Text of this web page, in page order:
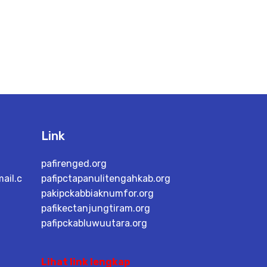
Link
pafirenged.org
pafipctapanulitengahkab.org
pakipckabbiaknumfor.org
pafikectanjungtiram.org
pafipckabluwuutara.org
Lihat link lengkap